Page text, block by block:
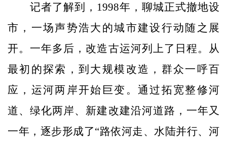
记者了解到，1998年，聊城正式撤地设
市，一场声势浩大的城市建设行动随之展
开。一年多后，改造古运河列上了日程。从
最初的探索，到大规模改造，群众一呼百
应，运河两岸开始巨变。通过拓宽整修河
道、绿化两岸、新建改建沿河道路，一年又
一年，逐步形成了“路依河走、水陆并行、河